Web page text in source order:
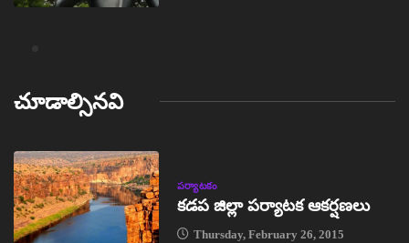
చూడాల్సినవి
పర్యాటకం
కడప జిల్లా పర్యాటక ఆకర్షణలు
Thursday, February 26, 2015